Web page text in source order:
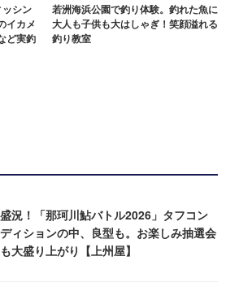
ッシン
イカメ
ど実釣
若洲海浜公園で釣り体験。釣れた魚に
大人も子供も大はしゃぎ！笑顔溢れる
釣り教室
盛況！「那珂川鮎バトル2026」タフコン
ディションの中、良型も。お楽しみ抽選会
も大盛り上がり【上州屋】